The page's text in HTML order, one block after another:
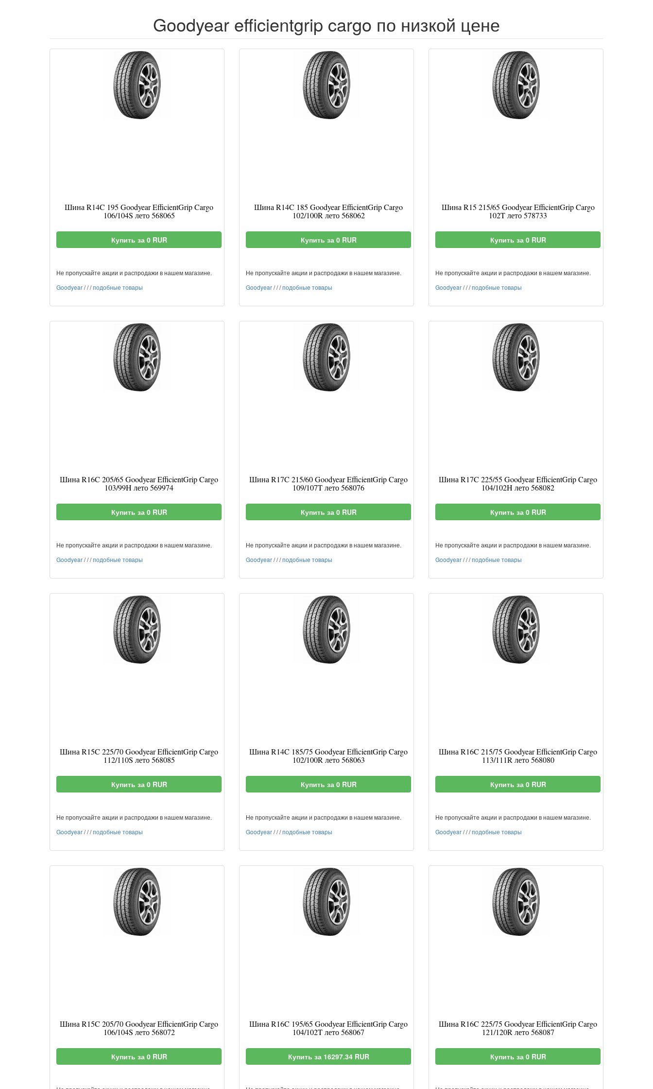
Goodyear efficientgrip cargo по низкой цене
Шина R14C 195 Goodyear EfficientGrip Cargo
106/104S лето 568065
Купить за 0 RUR
Не пропускайте акции и распродажи в нашем магазине.
Goodyear///подобные товары
Шина R14C 185 Goodyear EfficientGrip Cargo
102/100R лето 568062
Купить за 0 RUR
Не пропускайте акции и распродажи в нашем магазине.
Goodyear///подобные товары
Шина R15 215/65 Goodyear EfficientGrip Cargo
102T лето 578733
Купить за 0 RUR
Не пропускайте акции и распродажи в нашем магазине.
Goodyear///подобные товары
Шина R16C 205/65 Goodyear EfficientGrip Cargo
103/99H лето 569974
Купить за 0 RUR
Не пропускайте акции и распродажи в нашем магазине.
Goodyear///подобные товары
Шина R17C 215/60 Goodyear EfficientGrip Cargo
109/107T лето 568076
Купить за 0 RUR
Не пропускайте акции и распродажи в нашем магазине.
Goodyear///подобные товары
Шина R17C 225/55 Goodyear EfficientGrip Cargo
104/102H лето 568082
Купить за 0 RUR
Не пропускайте акции и распродажи в нашем магазине.
Goodyear///подобные товары
Шина R15C 225/70 Goodyear EfficientGrip Cargo
112/110S лето 568085
Купить за 0 RUR
Не пропускайте акции и распродажи в нашем магазине.
Goodyear///подобные товары
Шина R14C 185/75 Goodyear EfficientGrip Cargo
102/100R лето 568063
Купить за 0 RUR
Не пропускайте акции и распродажи в нашем магазине.
Goodyear///подобные товары
Шина R16C 215/75 Goodyear EfficientGrip Cargo
113/111R лето 568080
Купить за 0 RUR
Не пропускайте акции и распродажи в нашем магазине.
Goodyear///подобные товары
Шина R15C 205/70 Goodyear EfficientGrip Cargo
106/104S лето 568072
Купить за 0 RUR
Шина R16C 195/65 Goodyear EfficientGrip Cargo
104/102T лето 568067
Купить за 16297.34 RUR
Шина R16C 225/75 Goodyear EfficientGrip Cargo
121/120R лето 568087
Купить за 0 RUR